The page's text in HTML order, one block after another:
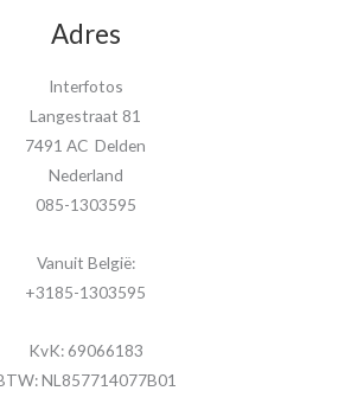
Adres
Interfotos
Langestraat 81
7491 AC Delden
Nederland
085-1303595
Vanuit België:
+3185-1303595
KvK: 69066183
NL857714077B01